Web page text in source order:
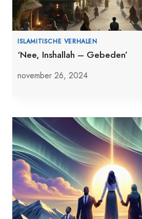
ISLAMITISCHE VERHALEN
‘Nee, Inshallah – Gebeden’
november 26, 2024